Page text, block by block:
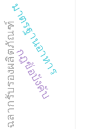
ฉลากรับรองผลิตภัณฑ์กฎข้อบังคับ
มาตรฐานอาหาร